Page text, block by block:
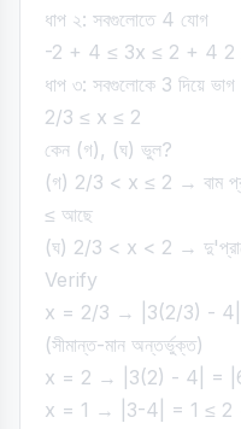
ধাপ ২: সবগুলোতে 4 যোগ
-2 + 4 ≤ 3x ≤ 2 + 4 2
ধাপ ৩: সবগুলোকে 3 দিয়ে ভাগ
2/3 ≤ x ≤ 2
কেন (গ), (ঘ) ভুল?
(গ) 2/3 < x ≤ 2 → বাম
≤ আছে
(ঘ) 2/3 < x < 2 →
Verify
x = 2/3 → |3(2/3) -
(সীমান্ত-মান অন্তর্ভুক্ত)
x = 2 → |3(2) - 4| =
x = 1 → |3-4| = 1 ≤ 2 ✓